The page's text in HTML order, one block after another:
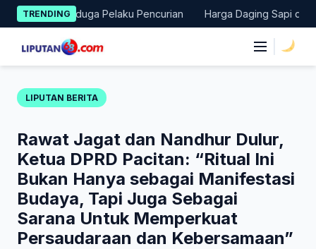
Skip
to
content
TRENDING
Terduga Pelaku Pencurian Harga Daging Sapi dan Cabai
LIPUTAN BERITA
Rawat Jagat dan Nandhur Dulur,
Ketua DPRD Pacitan: “Ritual Ini
Bukan Hanya sebagai Manifestasi
Budaya, Tapi Juga Sebagai
Sarana Untuk Memperkuat
Persaudaraan dan Kebersamaan”